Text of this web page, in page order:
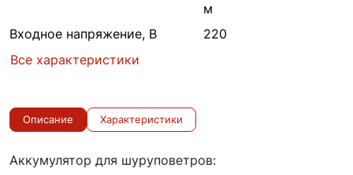
м
Входное напряжение, В
220
Все характеристики
Описание Характеристики
Аккумулятор для шуруповетров: